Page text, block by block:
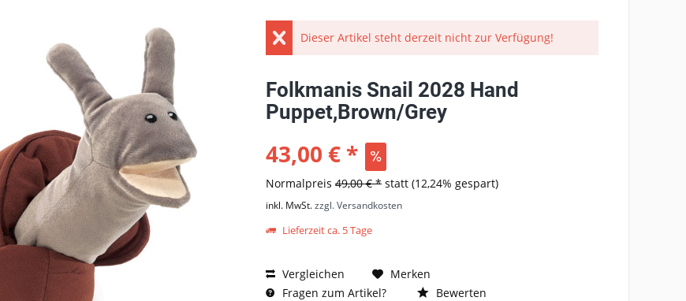
Dieser Artikel steht derzeit nicht zur Verfügung!
Folkmanis Snail 2028 Hand
Puppet,Brown/Grey
43,00 € *
Normalpreis 49,00 € *statt (12,24% gespart)
inkl. MwSt.zzgl. Versandkosten
Lieferzeit ca. 5 Tage
Vergleichen
Merken
Fragen zum Artikel?
Bewerten